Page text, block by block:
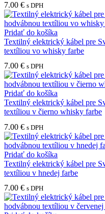
7.00 € s DPH
Pridať do košíka
Textilný elektrický kábel pre
textíliou vo whisky farbe
7.00 € s DPH
Pridať do košíka
Textilný elektrický kábel pre
textíliou v čierno whisky farbe
7.00 € s DPH
Pridať do košíka
Textilný elektrický kábel pre
textíliou v hnedej farbe
7.00 € s DPH